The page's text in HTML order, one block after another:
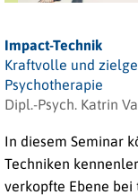
Impact-Technik
Kraftvolle und
Psychotherapie
Dipl.-Psych. Katrin
In diesem Seminar
Techniken
verkopfte Ebene